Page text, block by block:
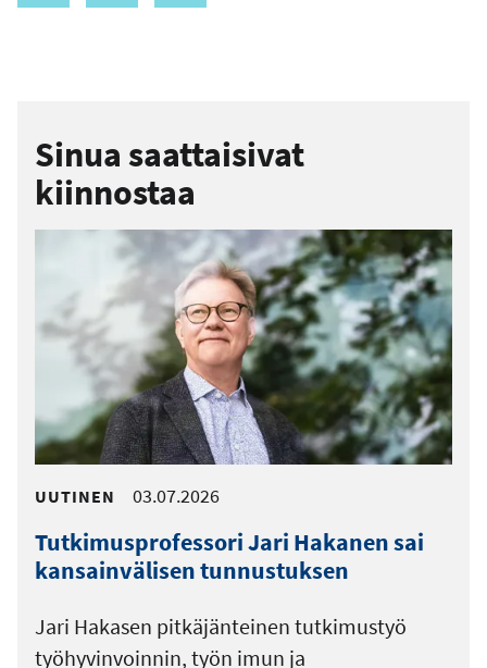
Sinua saattaisivat
kiinnostaa
UUTINEN 03.07.2026
Tutkimusprofessori Jari Hakanen sai
kansainvälisen tunnustuksen
Jari Hakasen pitkäjänteinen tutkimustyö
työhyvinvoinnin, työn imun ja